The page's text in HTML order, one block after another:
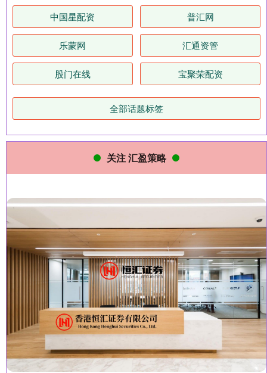
中国星配资 普汇网
乐蒙网 汇通资管
股门在线 宝聚荣配资
全部话题标签
关注 汇盈策略